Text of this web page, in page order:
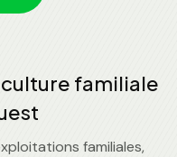
familiale
familiales,